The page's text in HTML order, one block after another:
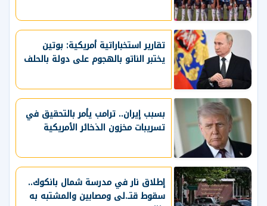
تقارير استخباراتية أمريكية: بوتين
يختبر الناتو بالهجوم على دولة بالحلف
بسبب إيران.. ترامب يأمر بالتحقيق في
تسريبات مخزون الذخائر الأمريكية
إطلاق نار في مدرسة شمال بانكوك..
سقوط قتـ.لى ومصابين والمشتبه به